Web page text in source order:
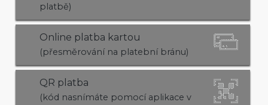
platbě)
Online platba kartou
(přesměrování na platební bránu)
QR platba
(kód nasnímáte pomocí aplikace v